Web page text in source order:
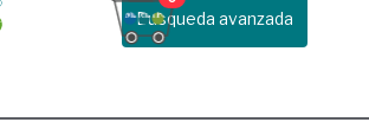
Busqueda avanzada